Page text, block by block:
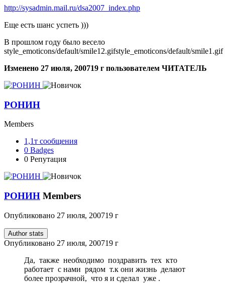
http://sysadmin.mail.ru/dsa2007_index.php
Еще есть шанс успеть )))
В прошлом году было весело
style_emoticons/default/smile12.gifstyle_emoticons/default/smile1.gif
Изменено 27 июля, 200719 г пользователем ЧИТАТЕЛЬ
РОНИН
Members
1,1т сообщения
0 Badges
0 Репутация
РОНИН Members
Опубликовано 27 июля, 200719 г
Author stats
Опубликовано 27 июля, 200719 г
Да, также необходимо поздравить тех кто
работает с нами рядом т.к они жизнь делают
более прозрачной, что я и сделал уже .